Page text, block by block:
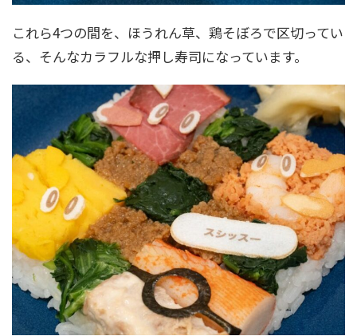
これら4つの間を、ほうれん草、鶏そぼろで区切ってい
る、そんなカラフルな押し寿司になっています。